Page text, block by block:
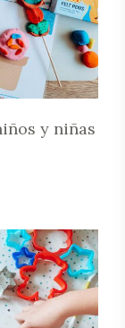
y niñas